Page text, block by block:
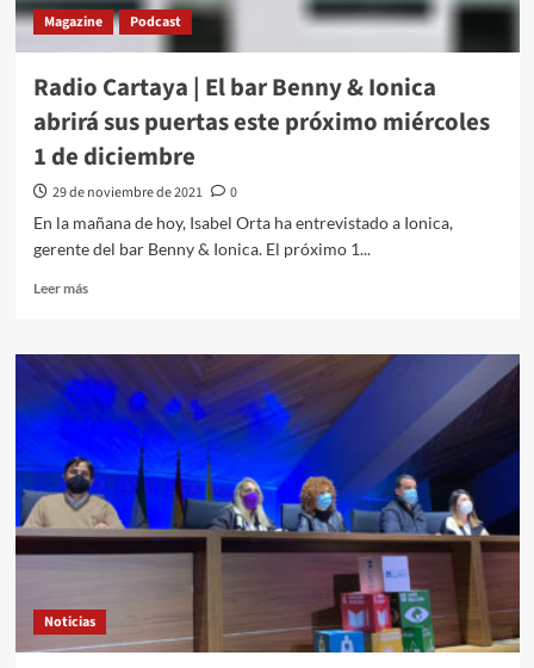
Magazine Podcast
Radio Cartaya | El bar Benny & Ionica
abrirá sus puertas este próximo miércoles
1 de diciembre
29 de noviembre de 2021
0
En la mañana de hoy, Isabel Orta ha entrevistado a Ionica,
gerente del bar Benny & Ionica. El próximo 1...
Leer más
Noticias